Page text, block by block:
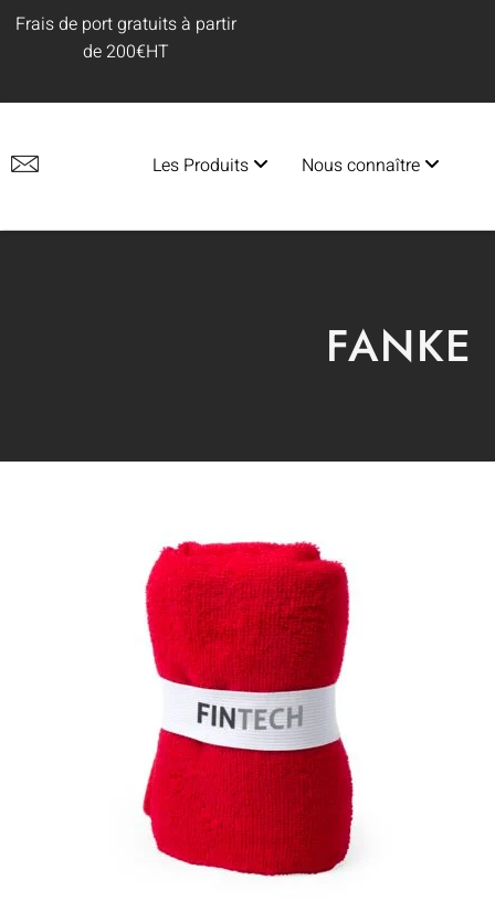
Frais de port gratuits à partir
de 200€HT
Les Produits Nous connaître
FANKE